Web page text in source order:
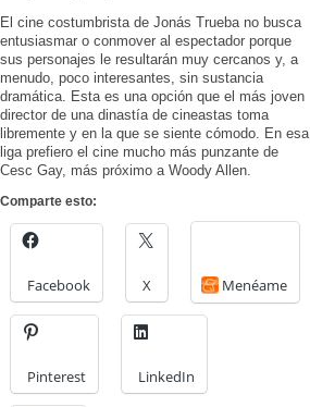
El cine costumbrista de Jonás Trueba no busca
entusiasmar o conmover al espectador porque
sus personajes le resultarán muy cercanos y, a
menudo, poco interesantes, sin sustancia
dramática. Esta es una opción que el más joven
director de una dinastía de cineastas toma
libremente y en la que se siente cómodo. En esa
liga prefiero el cine mucho más punzante de
Cesc Gay, más próximo a Woody Allen.
Comparte esto:
Facebook X Menéame
Pinterest LinkedIn